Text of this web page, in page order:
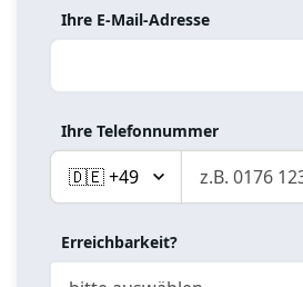
Ihre E-Mail-Adresse
Ihre Telefonnummer
Erreichbarkeit?